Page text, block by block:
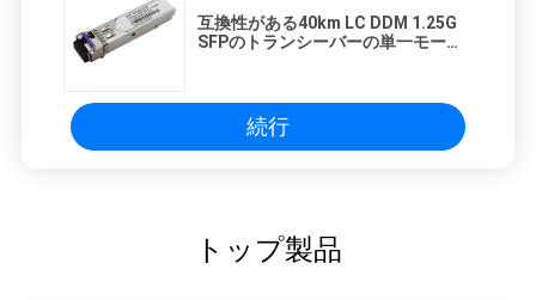
互換性がある40km LC DDM 1.25G
SFPのトランシーバーの単一モード
続行
トップ製品